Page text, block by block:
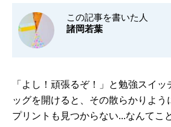
この記事を書いた人
諸岡若葉
「よし！頑張るぞ！」と勉強スイ
ッグを開けると、その散らかりよう
プリントも見つからない...なんてこ